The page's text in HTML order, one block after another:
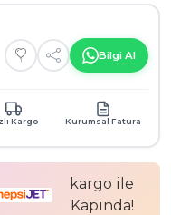
Bilgi Al
Kargo Kurumsal Fatura
kargo ile
Kapında!